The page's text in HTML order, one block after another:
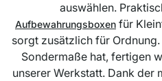
auswählen.
Aufbewahrungsboxen für
sorgt zusätzlich für
Sondermaße hat, fertigen
unserer Werkstatt. Dank der